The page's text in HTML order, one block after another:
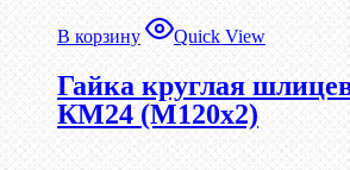
В корзину Quick View
Гайка круглая
КМ24 (М120х2)